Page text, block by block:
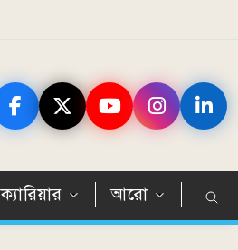
ক্যারিয়ার আরো